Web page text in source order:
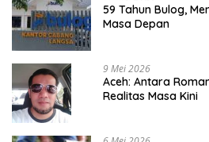
59 Tahun Bulog,
Masa Depan
9 Mei 2026
Aceh: Antara
Realitas Masa Kini